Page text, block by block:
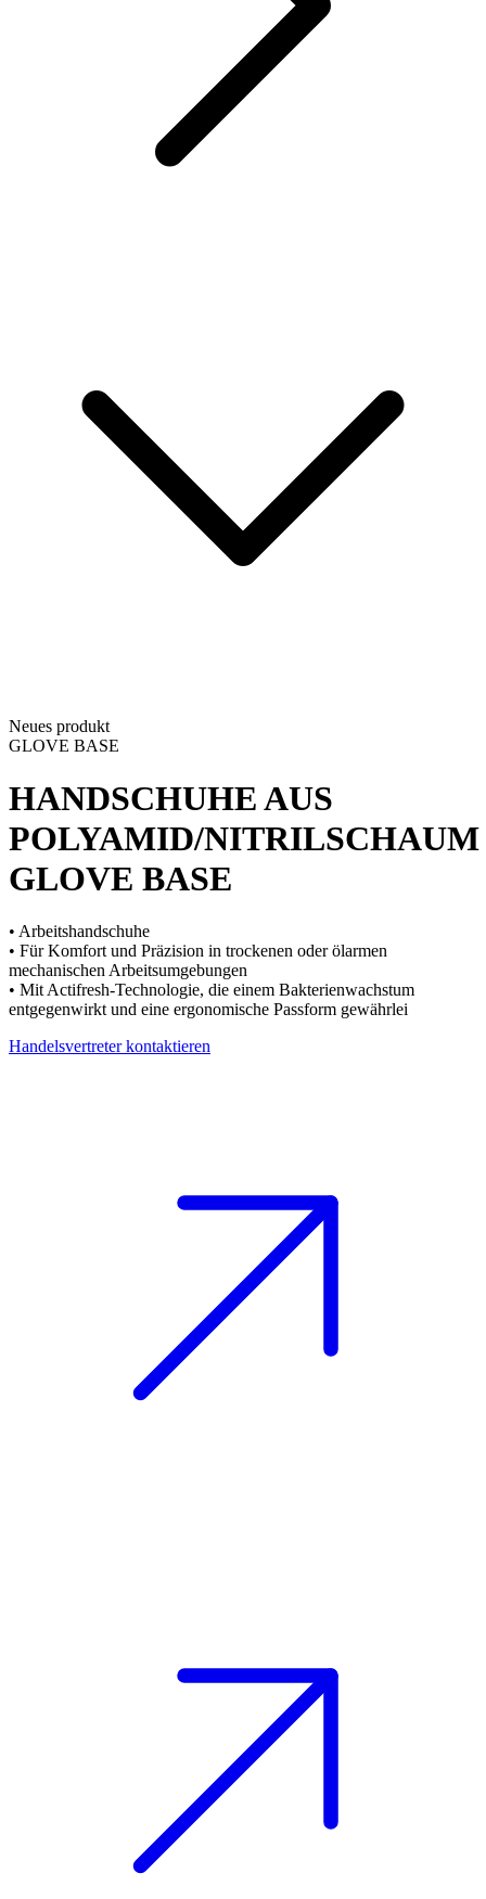
Neues produkt
GLOVE BASE
HANDSCHUHE AUS
POLYAMID/NITRILSCHAUM
GLOVE BASE
• Arbeitshandschuhe
• Für Komfort und Präzision in trockenen oder ölarmen
mechanischen Arbeitsumgebungen
• Mit Actifresh-Technologie, die einem Bakterienwachstum
entgegenwirkt und eine ergonomische Passform gewährlei
Handelsvertreter kontaktieren